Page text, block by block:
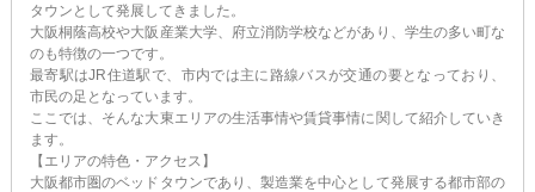
タウンとして発展してきました。
大阪桐蔭高校や大阪産業大学、府立消防学校などがあり、学生の多い町な
のも特徴の一つです。
最寄駅はJR住道駅で、市内では主に路線バスが交通の要となっており、
市民の足となっています。
ここでは、そんな大東エリアの生活事情や賃貸事情に関して紹介していき
ます。
【エリアの特色・アクセス】
大阪都市圏のベッドタウンであり、製造業を中心として発展する都市部の